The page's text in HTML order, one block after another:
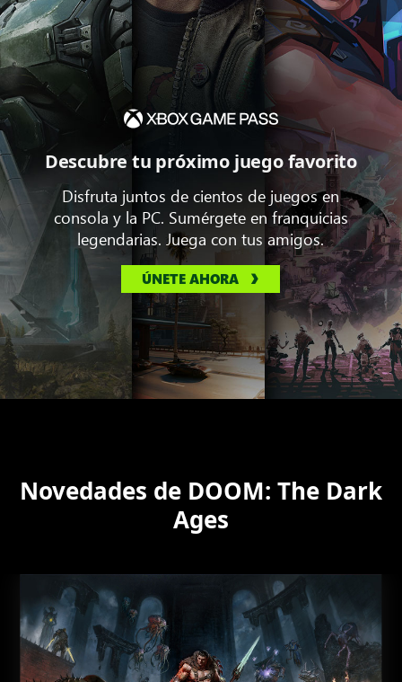
Descubre tu próximo juego favorito
Disfruta juntos de cientos de juegos en
consola y la PC. Sumérgete en franquicias
legendarias. Juega con tus amigos.
ÚNETE AHORA
Novedades de DOOM: The Dark
Ages